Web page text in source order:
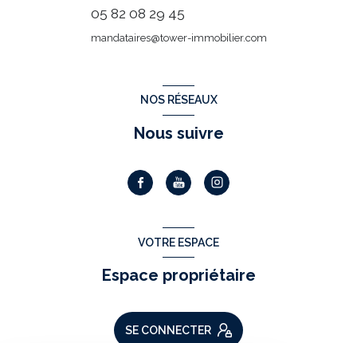
05 82 08 29 45
mandataires@tower-immobilier.com
NOS RÉSEAUX
Nous suivre
VOTRE ESPACE
Espace propriétaire
SE CONNECTER